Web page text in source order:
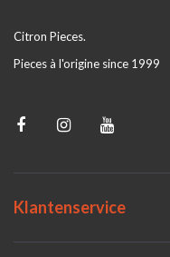
Citron Pieces.
Pieces à l'origine since 1999
Klantenservice